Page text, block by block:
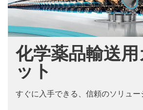
化学薬品輸送
ット
すぐに入手できる、信頼のソリュー